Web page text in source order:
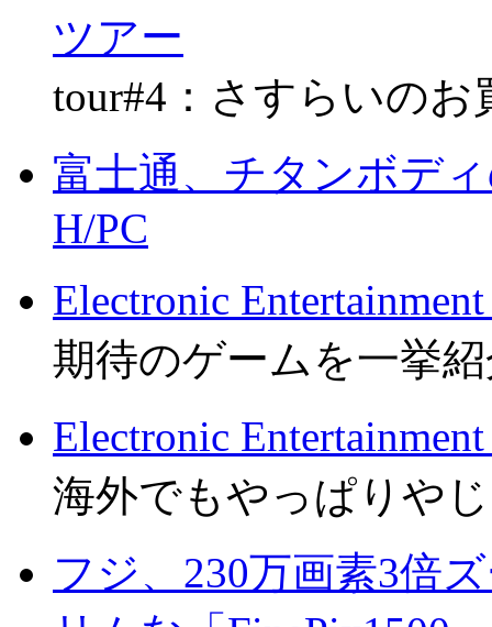
ツアー
tour#4：さすらいの
富士通、チタンボデ
H/PC
Electronic
期待のゲームを一挙
Electronic
海外でもやっぱりや
フジ、230万画素3倍